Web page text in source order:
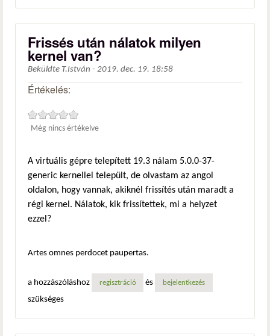
Frissés után nálatok milyen
kernel van?
Beküldte T.István - 2019. dec. 19. 18:58
Értékelés:
Még nincs értékelve
A virtuális gépre telepített 19.3 nálam 5.0.0-37-
generic kernellel települt, de olvastam az angol
oldalon, hogy vannak, akiknél frissítés után maradt a
régi kernel. Nálatok, kik frissítettek, mi a helyzet
ezzel?
Artes omnes perdocet paupertas.
a hozzászóláshoz regisztráció és bejelentkezés
szükséges